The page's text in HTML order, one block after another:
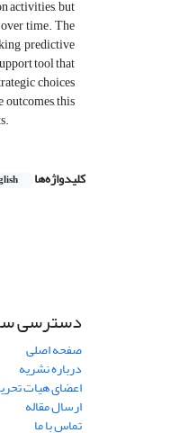
activities, but
time. The
predictive
tool that
choices
this
کلیدواژه‌ها
دسترسی
صفحه اصلی
درباره نشریه
اعضای هیات
ارسال مقاله
تماس با ما